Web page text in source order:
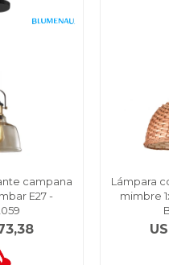
campana
E27 -
Lámpara
mimbre